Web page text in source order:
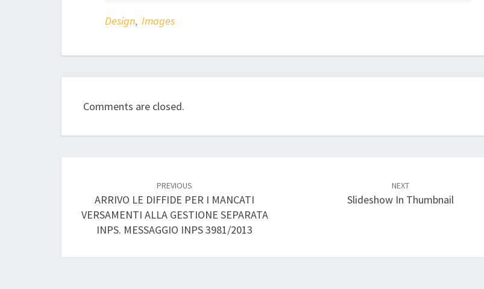
Design, Images
Comments are closed.
PREVIOUS
ARRIVO LE DIFFIDE PER I MANCATI
VERSAMENTI ALLA GESTIONE SEPARATA
INPS. MESSAGGIO INPS 3981/2013
NEXT
Slideshow In Thumbnail